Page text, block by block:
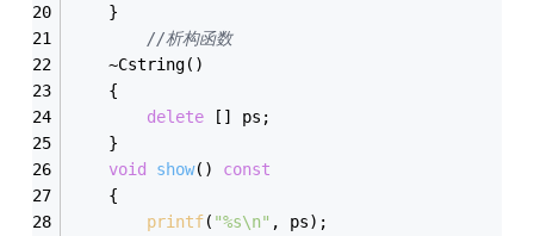
	}
//析构函数
	~Cstring()
	{
delete [] ps;
	}
void
show()
const
	{
printf( "%s\n" , ps);